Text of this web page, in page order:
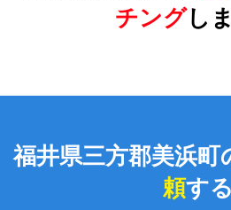
チングし
福井県三方郡美浜町
頼する